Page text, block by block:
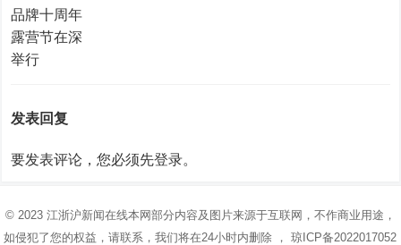
发表回复
要发表评论，您必须先登录。
© 2023 江浙沪新闻在线本网部分内容及图片来源于互联网，不作商业用途，
如侵犯了您的权益，请联系，我们将在24小时内删除 ，琼ICP备2022017052